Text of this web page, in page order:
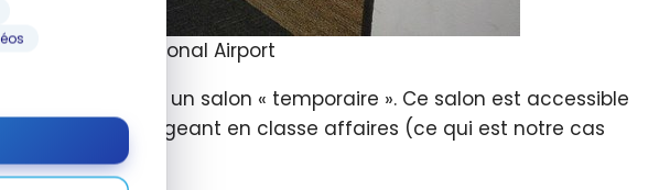
International Airport
est donc un salon « temporaire ». Ce salon est accessible
passagers voyageant en classe affaires (ce qui est notre cas